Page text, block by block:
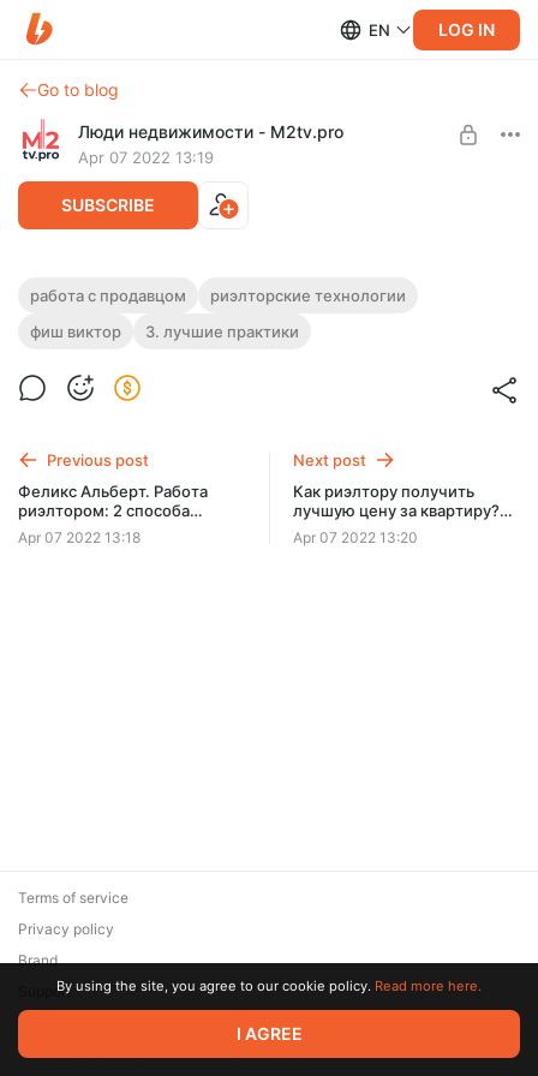
EN LOG IN
Go to blog
Люди недвижимости - M2tv.pro
Apr 07 2022 13:19
SUBSCRIBE
Работа риэлтором: как создавать
клиентов. ЦА агента, Продажа
Виктора Фиша
Работа риэлтором: как создавать клиентов. ЦА агента,
Level required:
работа с продавцом
риэлторские технологии
фиш виктор
3. лучшие практики
Previous post
Феликс Альберт. Работа
риэлтором: 2 способа
показа квартиры
покупателю. Продажа
Apr 07 2022 13:18
Next post
Как риэлтору получить
лучшую цену за квартиру?
Торг при покупке квартиры.
Работа риэлтора с
Apr 07 2022 13:20
© 2026 Zaya Solutions Limited. All rights reserved. All trademarks
are the property of their respective owners.
Terms of service
Privacy policy
Brand
SupportBy using the site, you agree to our cookie policy. Read more here.
I AGREE